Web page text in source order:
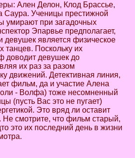
Ален Делон, Клод Брассье,
Саура. Ученицы престижной
умирают при загадочных
Эпарвье предполагает,
девушек является физическое
танцев. Поскольку их
доводит девушек до
их раз за разом
движений. Детективная линия,
фильм, да и участие Алена
- Волфа) тоже несомненный
(пусть Вас это не пугает)
Это вряд ли оставит
смотрите, что фильм старый,
это их последний день в жизни